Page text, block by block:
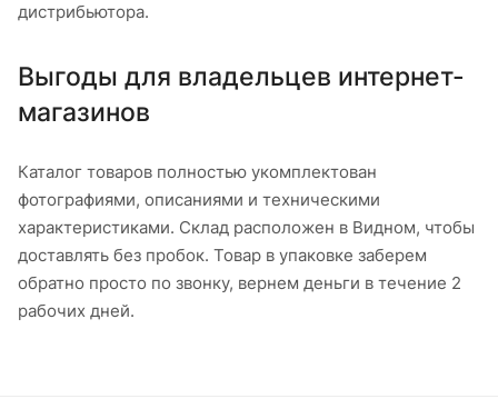
дистрибьютора.
Выгоды для владельцев интернет-
магазинов
Каталог товаров полностью укомплектован
фотографиями, описаниями и техническими
характеристиками. Склад расположен в Видном, чтобы
доставлять без пробок. Товар в упаковке заберем
обратно просто по звонку, вернем деньги в течение 2
рабочих дней.